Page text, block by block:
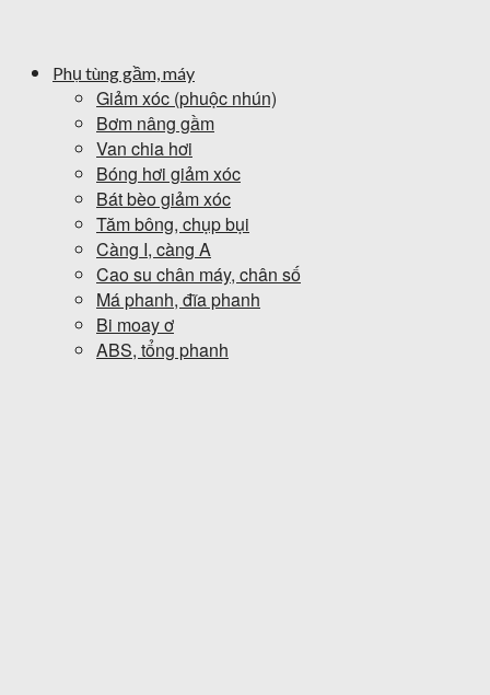
Phụ tùng gầm, máy
Giảm xóc (phuộc nhún)
Bơm nâng gầm
Van chia hơi
Bóng hơi giảm xóc
Bát bèo giảm xóc
Tăm bông, chụp bụi
Càng I, càng A
Cao su chân máy, chân số
Má phanh, đĩa phanh
Bi moay ơ
ABS, tổng phanh